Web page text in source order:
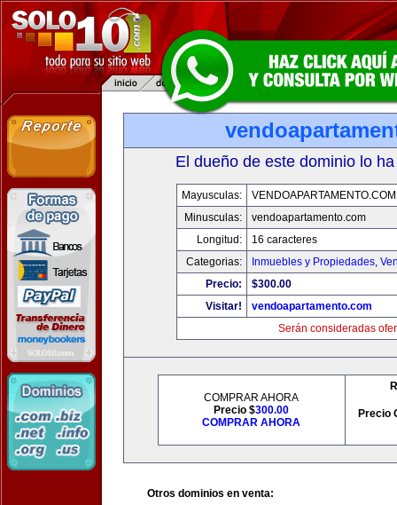
El dueño de este dominio lo
Mayusculas:
VENDOAPARTAMENTO.COM
Minusculas:
vendoapartamento.com
Longitud:
16 caracteres
Categorias:
Inmuebles y Propiedades,
Precio:
$300.00
Visitar!
vendoapartamento.com
Serán consideradas
COMPRAR AHORA
Precio $300.00
COMPRAR AHORA
Precio
Otros dominios en venta: